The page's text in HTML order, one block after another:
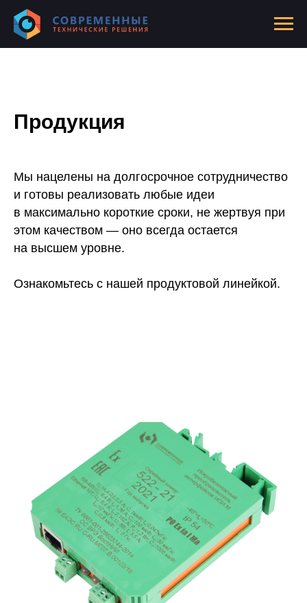
Продукция
Мы нацелены на долгосрочное сотрудничество
и готовы реализовать любые идеи
в максимально короткие сроки, не жертвуя при
этом качеством — оно всегда остается
на высшем уровне.
Ознакомьтесь с нашей продуктовой линейкой.